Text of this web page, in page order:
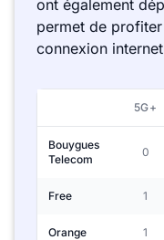
ont également
permet de profiter
connexion
5G+
Bouygues
Telecom
0
Free 1
Orange 1